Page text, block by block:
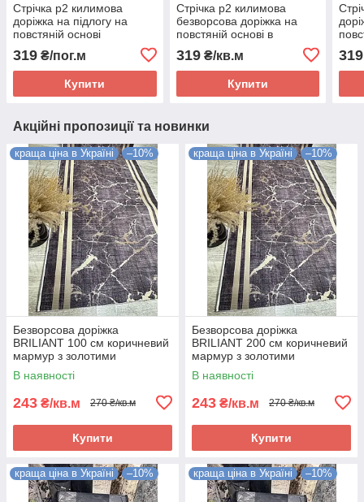
Стрічка p2 килимова
доріжка на підлогу на
повстяній основі
кухню. Ширина 100 см
319 ₴/пог.м
Купити
Стрічка p2 килимова
безворсова доріжка на
повстяній основі в
коридор, кухню. Ширина
120 см
319₴/кв.м
Купити
319
Акційні пропозиції та новинки
краща ціна в Україні –10%
Безворсова доріжка
BRILIANT 100 см коричневий
мармур з золотими
полосками на підлогу на
кухню, в коридор
В наявності
243 ₴/кв.м 270 ₴/кв.м
Купити
краща ціна в Україні –10%
Безворсова доріжка
BRILIANT 200 см коричневий
мармур з золотими
полосками на підлогу на
кухню, в коридор
В наявності
243 ₴/кв.м 270 ₴/кв.м
Купити
краща ціна в Україні –10% краща ціна в Україні –10%